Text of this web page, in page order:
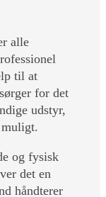
alle
til at
for det
udstyr,
og fysisk
det en
håndterer